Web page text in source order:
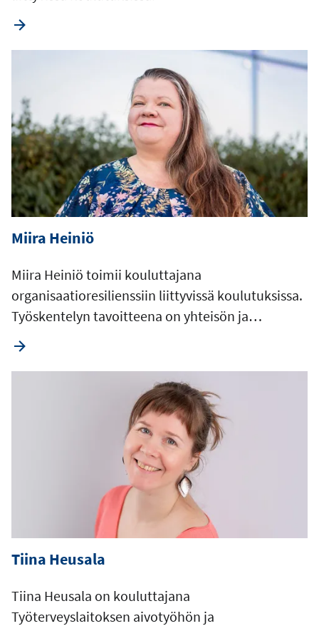
Miira Heiniö
Miira Heiniö toimii kouluttajana
organisaatioresilienssiin liittyvissä koulutuksissa.
Työskentelyn tavoitteena on yhteisön ja…
Tiina Heusala
Tiina Heusala on kouluttajana
Työterveyslaitoksen aivotyöhön ja